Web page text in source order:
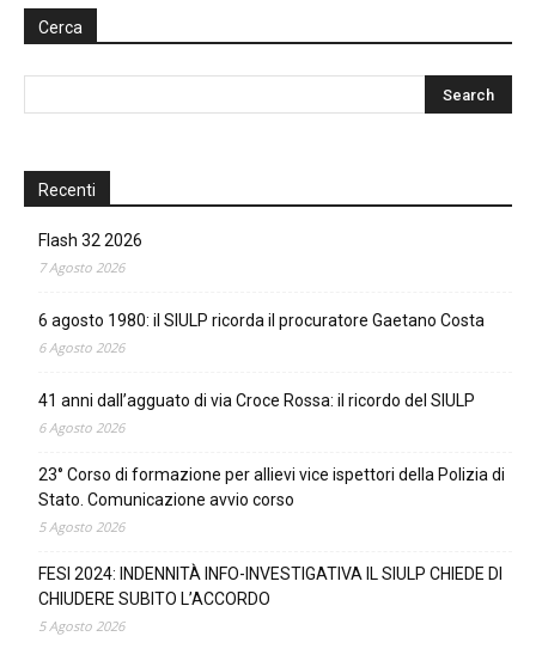
Cerca
Recenti
Flash 32 2026
7 Agosto 2026
6 agosto 1980: il SIULP ricorda il procuratore Gaetano Costa
6 Agosto 2026
41 anni dall’agguato di via Croce Rossa: il ricordo del SIULP
6 Agosto 2026
23° Corso di formazione per allievi vice ispettori della Polizia di
Stato. Comunicazione avvio corso
5 Agosto 2026
FESI 2024: INDENNITÀ INFO-INVESTIGATIVA IL SIULP CHIEDE DI
CHIUDERE SUBITO L’ACCORDO
5 Agosto 2026